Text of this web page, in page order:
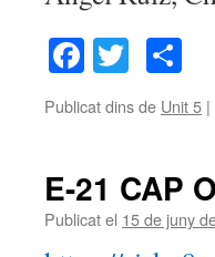
Facebook
Twitter
Publicat dins de Unit 5 |
E-21 CAP
Publicat el 15 de juny